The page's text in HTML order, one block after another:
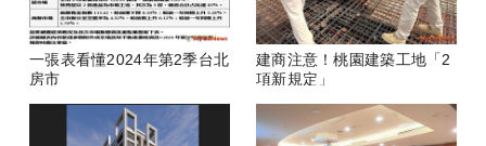
一張表看懂2024年第2季台北
房市
建商注意！桃園建築工地「2
項新規定」